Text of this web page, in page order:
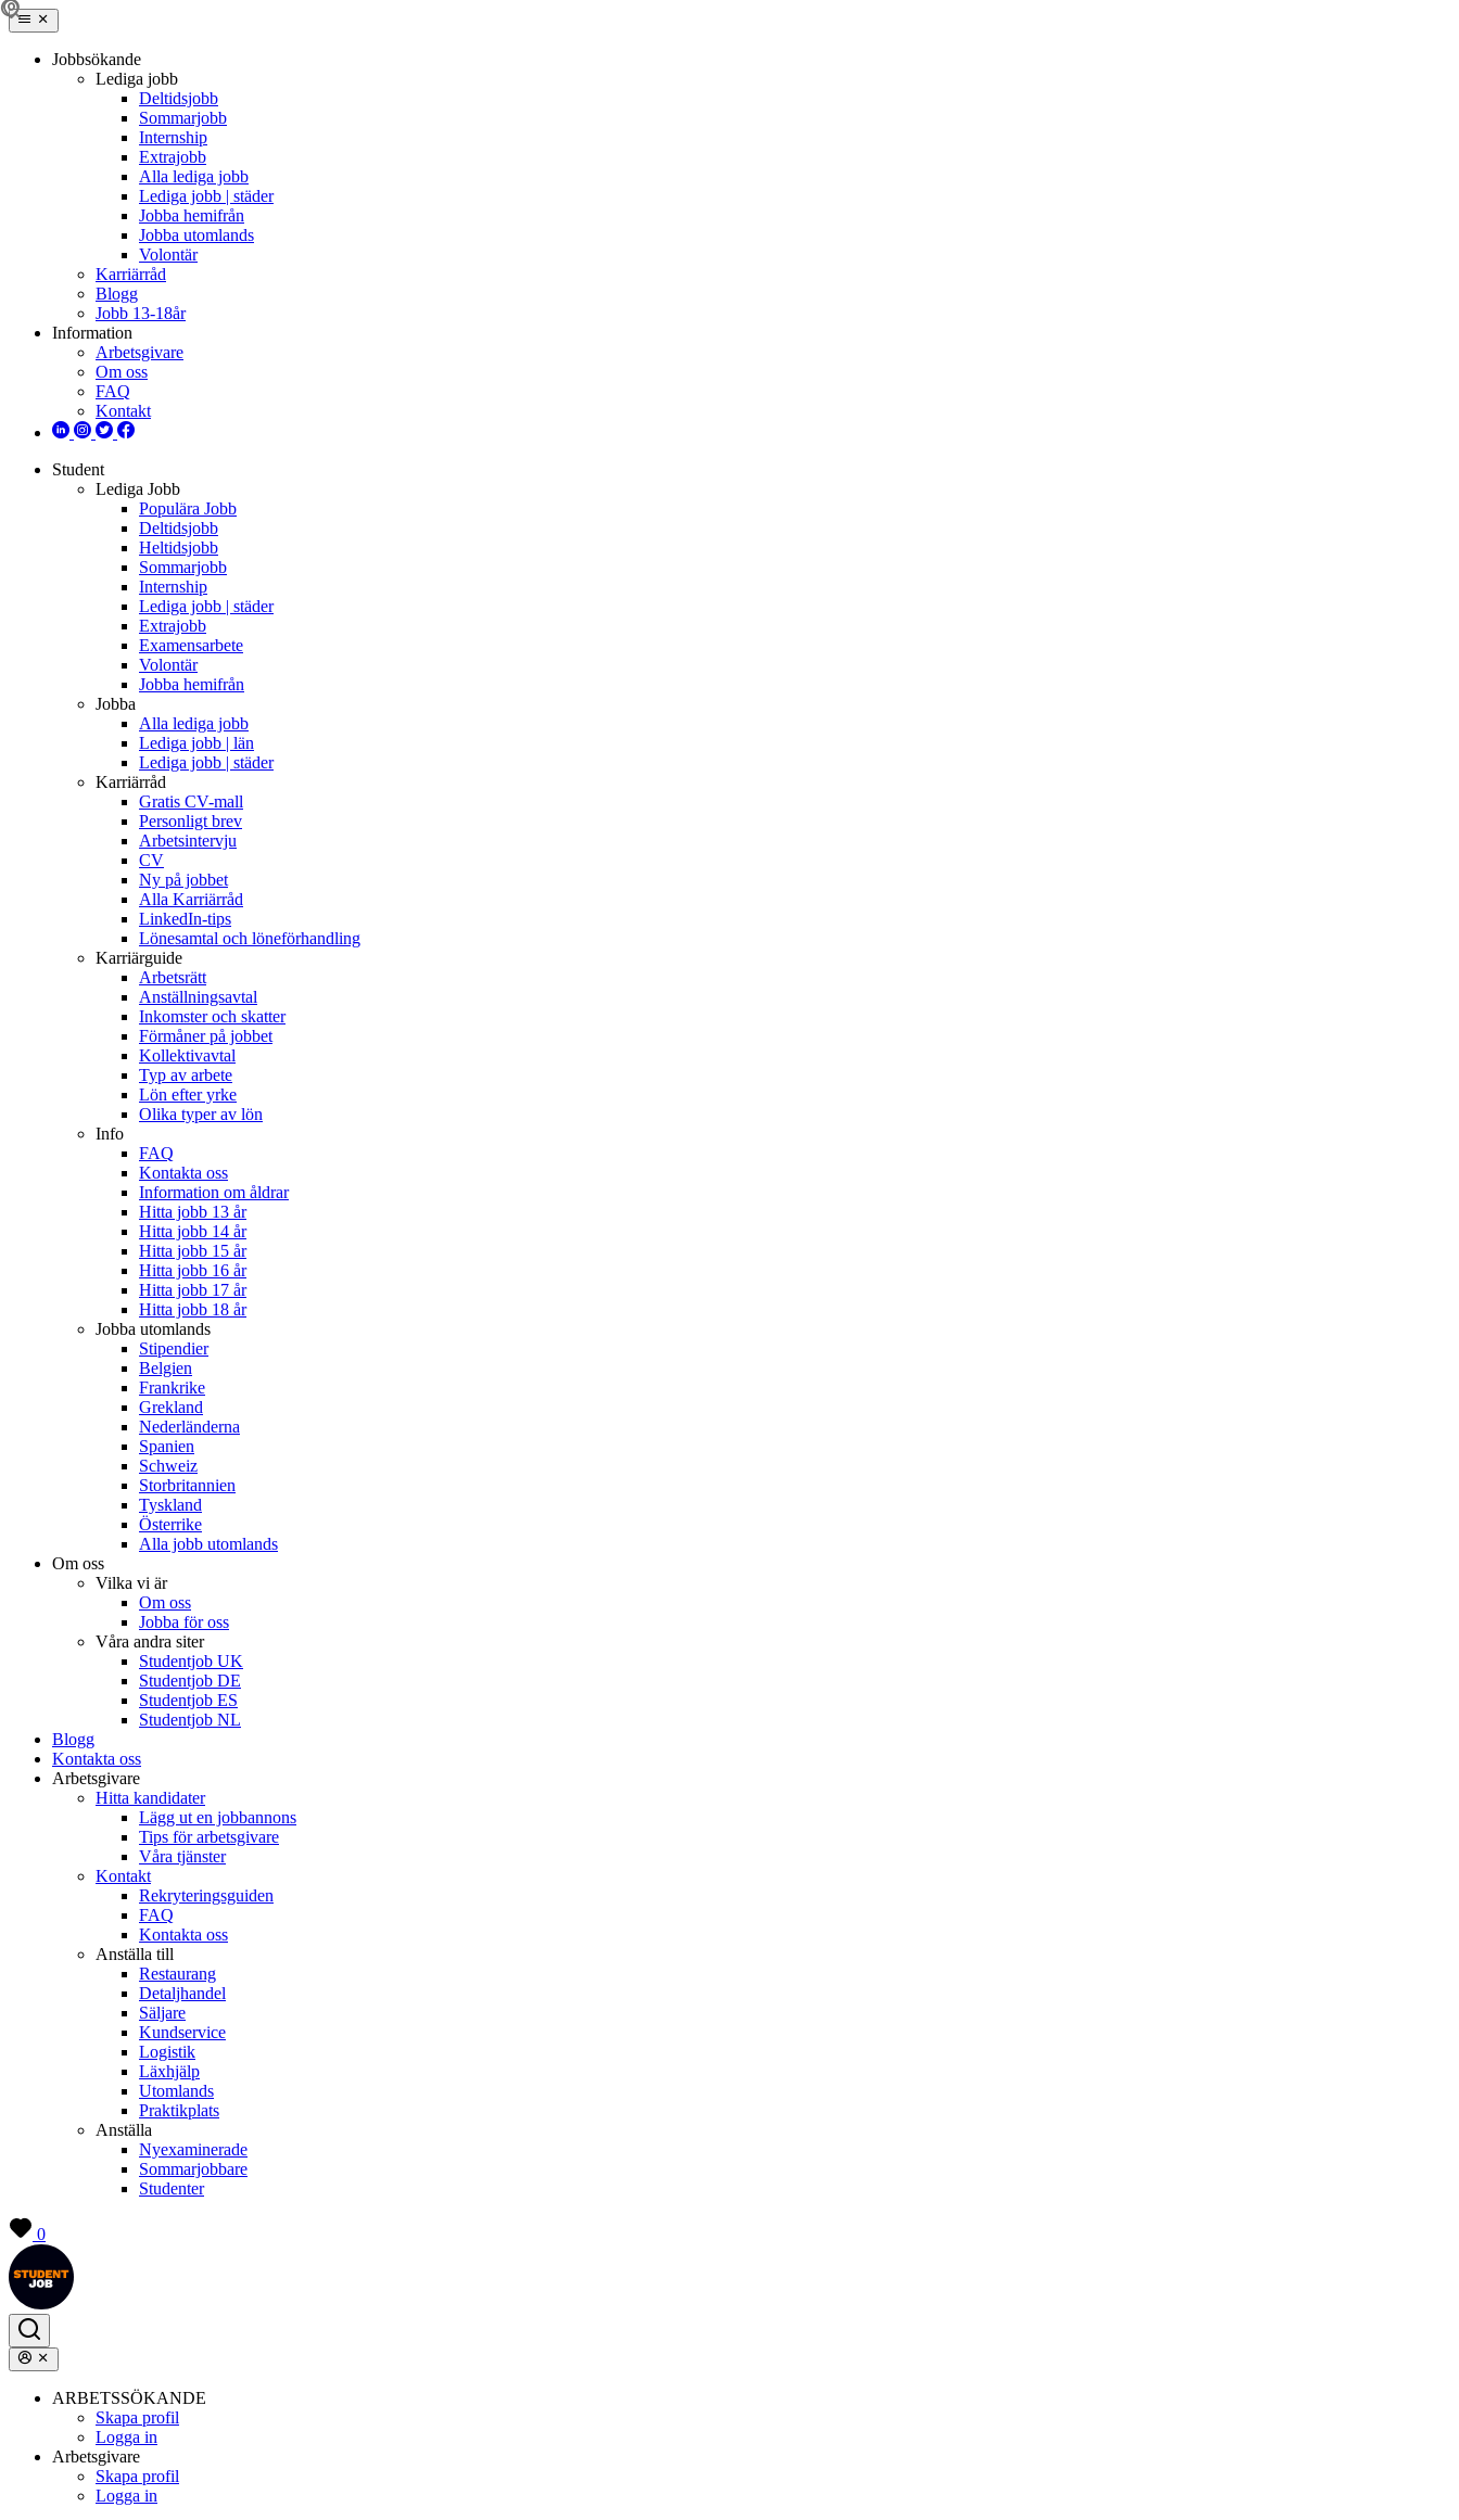
Jobbsökande
Lediga jobb
Deltidsjobb
Sommarjobb
Internship
Extrajobb
Alla lediga jobb
Lediga jobb | städer
Jobba hemifrån
Jobba utomlands
Volontär
Karriärråd
Blogg
Jobb 13-18år
Information
Arbetsgivare
Om oss
FAQ
Kontakt
Student
Lediga Jobb
Populära Jobb
Deltidsjobb
Heltidsjobb
Sommarjobb
Internship
Lediga jobb | städer
Extrajobb
Examensarbete
Volontär
Jobba hemifrån
Jobba
Alla lediga jobb
Lediga jobb | län
Lediga jobb | städer
Karriärråd
Gratis CV-mall
Personligt brev
Arbetsintervju
CV
Ny på jobbet
Alla Karriärråd
LinkedIn-tips
Lönesamtal och löneförhandling
Karriärguide
Arbetsrätt
Anställningsavtal
Inkomster och skatter
Förmåner på jobbet
Kollektivavtal
Typ av arbete
Lön efter yrke
Olika typer av lön
Info
FAQ
Kontakta oss
Information om åldrar
Hitta jobb 13 år
Hitta jobb 14 år
Hitta jobb 15 år
Hitta jobb 16 år
Hitta jobb 17 år
Hitta jobb 18 år
Jobba utomlands
Stipendier
Belgien
Frankrike
Grekland
Nederländerna
Spanien
Schweiz
Storbritannien
Tyskland
Österrike
Alla jobb utomlands
Om oss
Vilka vi är
Om oss
Jobba för oss
Våra andra siter
Studentjob UK
Studentjob DE
Studentjob ES
Studentjob NL
Blogg
Kontakta oss
Arbetsgivare
Hitta kandidater
Lägg ut en jobbannons
Tips för arbetsgivare
Våra tjänster
Kontakt
Rekryteringsguiden
FAQ
Kontakta oss
Anställa till
Restaurang
Detaljhandel
Säljare
Kundservice
Logistik
Läxhjälp
Utomlands
Praktikplats
Anställa
Nyexaminerade
Sommarjobbare
Studenter
0
ARBETSSÖKANDE
Skapa profil
Logga in
Arbetsgivare
Skapa profil
Logga in